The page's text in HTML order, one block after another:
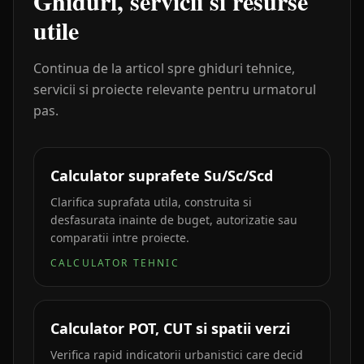
utile
Continua de la articol spre ghiduri tehnice,
servicii si proiecte relevante pentru urmatorul
pas.
Calculator suprafete Su/Sc/Scd
Clarifica suprafata utila, construita si
desfasurata inainte de buget, autorizatie sau
comparatii intre proiecte.
CALCULATOR TEHNIC
Calculator POT, CUT si spatii verzi
Verifica rapid indicatorii urbanistici care decid